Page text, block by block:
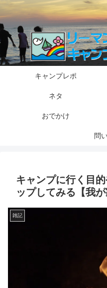
キャンプレポ
ネタ
おでかけ
問
キャンプに行く目
ップしてみる【我が
雑記